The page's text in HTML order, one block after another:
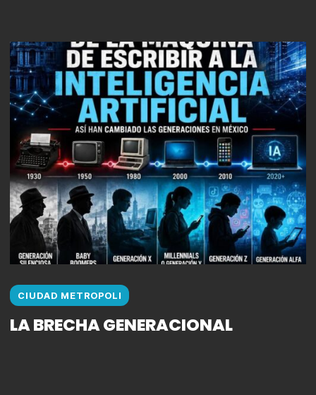
CIUDAD METROPOLI
LA BRECHA GENERACIONAL